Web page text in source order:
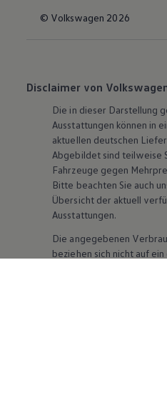
© Volkswagen 2026
Disclaimer von
Die in dieser Darstellung
Ausstattungen können in
aktuellen deutschen
Abgebildet sind teilweise
Fahrzeuge gegen
Bitte beachten Sie auch
Übersicht der aktuell
Ausstattungen.
Die angegebenen
beziehen sich nicht auf